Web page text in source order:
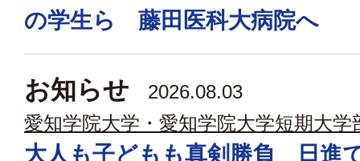
の学生ら 藤田医科大病院へ
お知らせ
2026.08.03
愛知学院大学・愛知学院大学短期大学
大人も子どもも真剣勝負 日進